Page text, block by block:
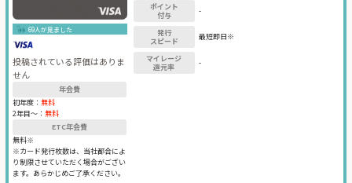
69人が見ました
投稿されている評価はありま
せん
年会費
初年度： 無料
2年目〜： 無料
ETC年会費
無料※
※カード発行枚数は、当社都合によ
り制限させていただく場合がござい
ます。あらかじめご了承ください。
ポイント
付与
-
発行
スピード
最短即日※
マイレージ
還元率
-